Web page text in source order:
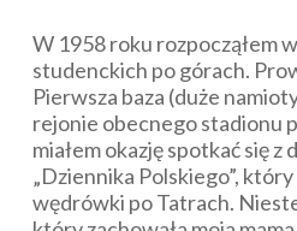
W 1958 roku rozpocząłem
studenckich po górach.
Pierwsza baza (duże
rejonie obecnego stadionu
miałem okazję spotkać się z
„Dziennika Polskiego”,
wędrówki po Tatrach.